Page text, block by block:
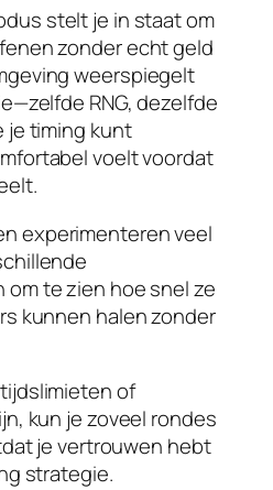
stelt je in staat om
zonder echt geld
weerspiegelt
RNG, dezelfde
je timing kunt
voelt voordat
experimenteren veel
om te zien hoe snel ze
kunnen halen zonder
of
kun je zoveel rondes
je vertrouwen hebt
strategie.